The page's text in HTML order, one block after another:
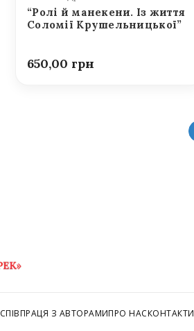
“Ролі й манекени. Із життя
Соломії Крушельницької”
650,00
СПІВПРАЦЯ З АВТОРАМИПРО НАСКОНТАКТИ